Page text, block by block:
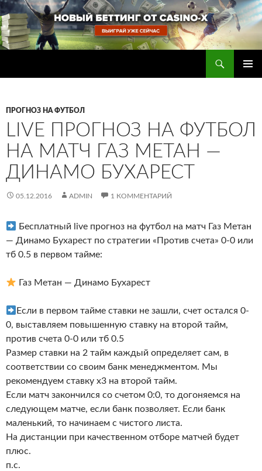
Перейти
к
содержимому
ПРОГНОЗ НА ФУТБОЛ
LIVE ПРОГНОЗ НА ФУТБОЛ
НА МАТЧ ГАЗ МЕТАН —
ДИНАМО БУХАРЕСТ
05.12.2016 ADMIN 1 КОММЕНТАРИЙ
Бесплатный live прогноз на футбол на матч Газ Метан
— Динамо Бухарест по стратегии «Против счета» 0-0 или
тб 0.5 в первом тайме:
Газ Метан — Динамо Бухарест
Если в первом тайме ставки не зашли, счет остался 0-
0, выставляем повышенную ставку на второй тайм,
против счета 0-0 или тб 0.5
Размер ставки на 2 тайм каждый определяет сам, в
соответствии со своим банк менеджментом. Мы
рекомендуем ставку х3 на второй тайм.
Если матч закончился со счетом 0:0, то догоняемся на
следующем матче, если банк позволяет. Если банк
маленький, то начинаем с чистого листа.
На дистанции при качественном отборе матчей будет
плюс.
п.с.